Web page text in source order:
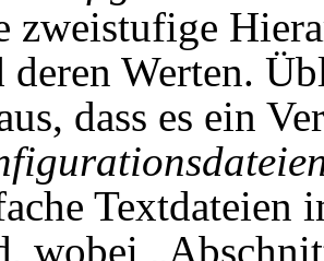
zweistufige
deren Werten.
dass es ein
Textdateien
wobei „